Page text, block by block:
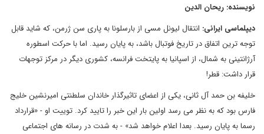
نویسنده: ریحان الدین
دیپلماسی ایرانی: انتقال لیونل مسی از بارسلونا به پاری سن ژرمن، که شاید قابل
توجه ترین اتفاق در تاریخ فوتبال باشد، به پایان رسید. اما با حرکت اسطوره
آرژانتینی به شمال، از اسپانیا به پایتخت فرانسه، کشوری دیگر در مرکز توجهات
قرار داشت: قطر!
خلیفه بن حمد آل ثانی، یکی از اعضای تاثیرگذار خاندان سلطنتی امیرنشین خلیج
فارس بود که به نظر می رسد اولین بار این خبر را تایید کرد. توییت او - «قرارداد
رسما به پایان رسید. بعدا اعلام خواهد شد» - به شدت در رسانه های اجتماعی